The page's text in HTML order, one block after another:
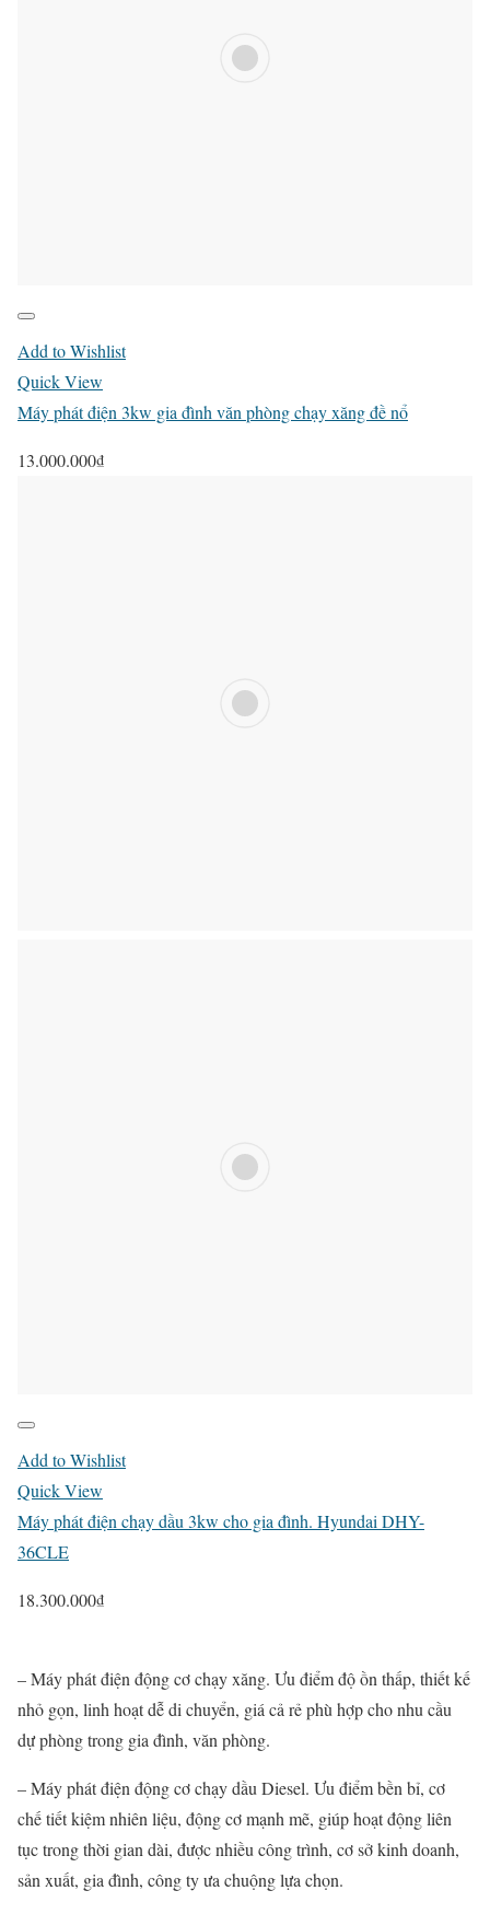
Add to Wishlist
Quick View
Máy phát điện 3kw gia đình văn phòng chạy xăng đề nổ
13.000.000₫
Add to Wishlist
Quick View
Máy phát điện chạy dầu 3kw cho gia đình. Hyundai DHY-
36CLE
18.300.000₫
– Máy phát điện động cơ chạy xăng. Ưu điểm độ ồn thấp, thiết kế
nhỏ gọn, linh hoạt dễ di chuyển, giá cả rẻ phù hợp cho nhu cầu
dự phòng trong gia đình, văn phòng.
– Máy phát điện động cơ chạy dầu Diesel. Ưu điểm bền bỉ, cơ
chế tiết kiệm nhiên liệu, động cơ mạnh mẽ, giúp hoạt động liên
tục trong thời gian dài, được nhiều công trình, cơ sở kinh doanh,
sản xuất, gia đình, công ty ưa chuộng lựa chọn.